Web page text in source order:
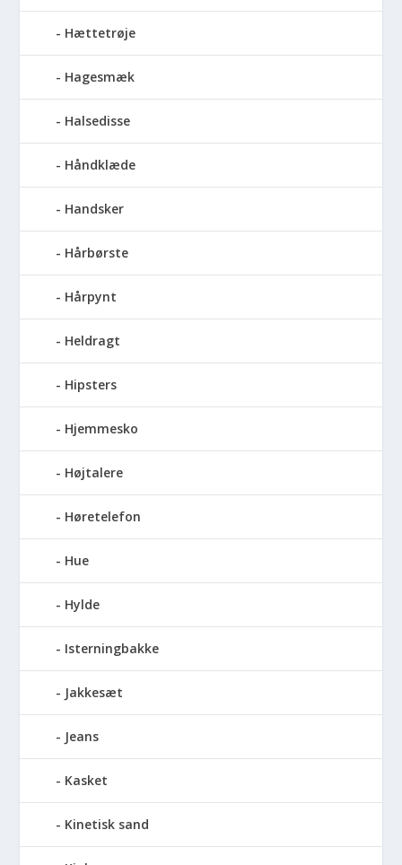
Hættetrøje
Hagesmæk
Halsedisse
Håndklæde
Handsker
Hårbørste
Hårpynt
Heldragt
Hipsters
Hjemmesko
Højtalere
Høretelefon
Hue
Hylde
Isterningbakke
Jakkesæt
Jeans
Kasket
Kinetisk sand